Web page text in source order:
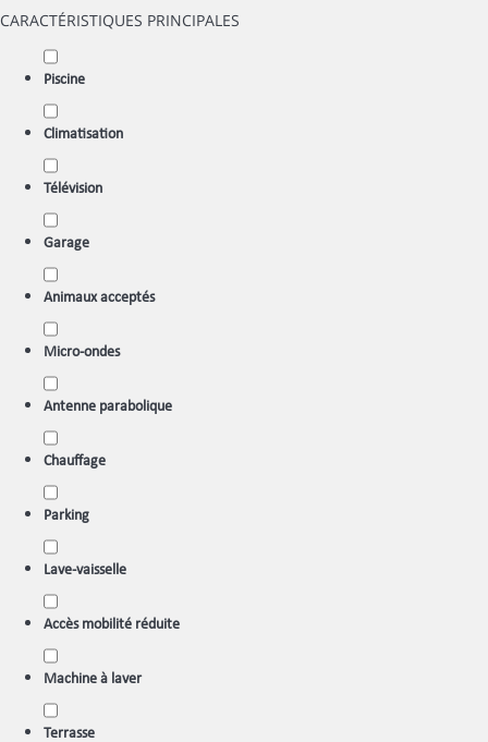
CARACTÉRISTIQUES PRINCIPALES
Piscine
Climatisation
Télévision
Garage
Animaux acceptés
Micro-ondes
Antenne parabolique
Chauffage
Parking
Lave-vaisselle
Accès mobilité réduite
Machine à laver
Terrasse